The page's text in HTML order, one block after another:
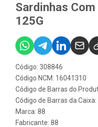
Sardinhas
125G
Código: 308846
Código NCM: 16041310
Código de Barras do
Código de Barras da
Marca: 88
Fabricante: 88